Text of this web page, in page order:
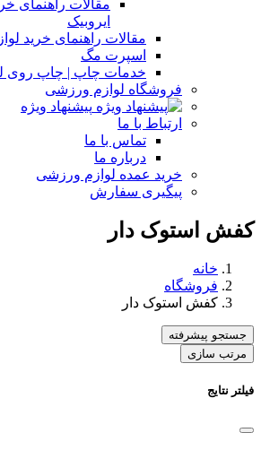
مقالات راهنمای
ایروبیک
مقالات راهنمای خرید
اسپرت مگ
خدمات چاپ | چاپ روی
فروشگاه لوازم ورزشی
پیشنهاد ویژه
ارتباط با ما
تماس با ما
درباره ما
خرید عمده لوازم ورزشی
پیگیری سفارش
کفش استوک دار
خانه
فروشگاه
کفش استوک دار
جستجو پیشرفته
مرتب سازی
فیلتر نتایج